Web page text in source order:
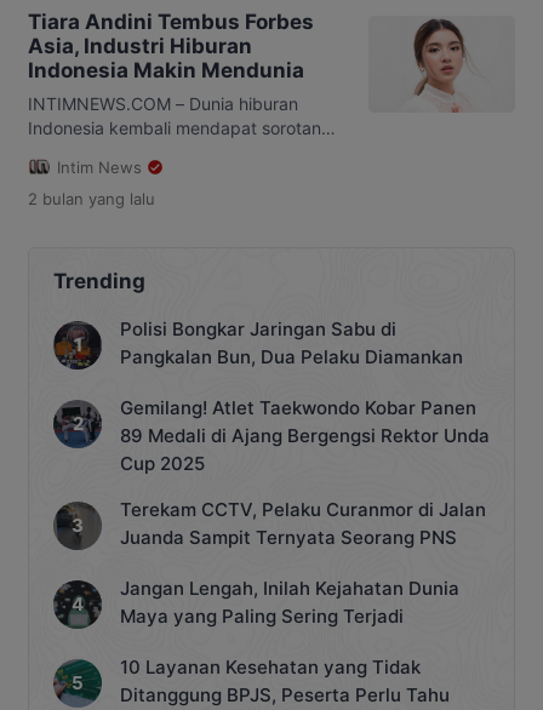
Tiara Andini Tembus Forbes
Asia, Industri Hiburan
Indonesia Makin Mendunia
INTIMNEWS.COM – Dunia hiburan
Indonesia kembali mendapat sorotan
Andini berhasil masuk dalam daftar
Forbes 30 Under 30 Asia 2026,
berbagai negara Asia. Pencapaian ini
menjadi bukti bahwa industri musik
Tanah Air semakin diperhitungkan di
panggung global. Masuknya Tiara
dalam daftar prestisius tersebut tidak
Intim News
2 bulan yang lalu
Trending
Polisi Bongkar Jaringan Sabu di
Pangkalan Bun, Dua Pelaku Diamankan
Gemilang! Atlet Taekwondo Kobar Panen
89 Medali di Ajang Bergengsi Rektor Unda
Cup 2025
Terekam CCTV, Pelaku Curanmor di Jalan
Juanda Sampit Ternyata Seorang PNS
Jangan Lengah, Inilah Kejahatan Dunia
Maya yang Paling Sering Terjadi
10 Layanan Kesehatan yang Tidak
Ditanggung BPJS, Peserta Perlu Tahu